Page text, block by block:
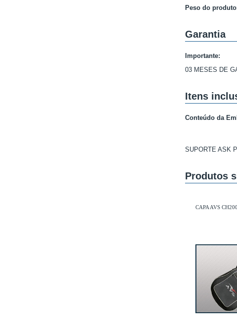
Peso do
Garantia
Importante:
03 MESES DE
Itens
Conteúdo da
SUPORTE ASK
Produtos
CAPA AVS